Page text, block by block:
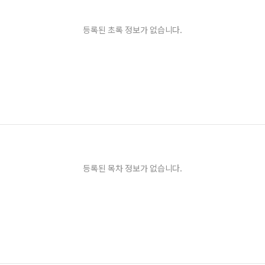
등록된 초록 정보가 없습니다.
등록된 목차 정보가 없습니다.